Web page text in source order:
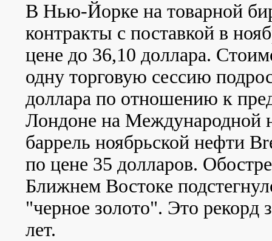
В Нью-Йорке на товарной
контракты с поставкой в
цене до 36,10 доллара.
одну торговую сессию
доллара по отношению к
Лондоне на Международной
баррель ноябрьской нефти
по цене 35 долларов.
Ближнем Востоке
"черное золото". Это рекорд
лет.